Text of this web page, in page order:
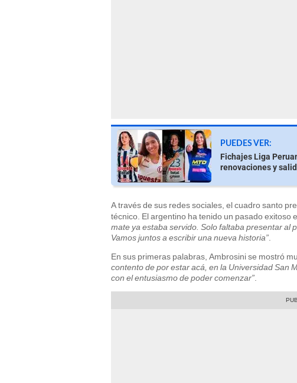
PUEDES VER:
Fichajes Liga
renovaciones y
A través de sus redes sociales, el cuadro santo
técnico. El argentino ha tenido un pasado exitoso
mate ya estaba servido. Solo faltaba presentar al
Vamos juntos a escribir una nueva historia”
En sus primeras palabras, Ambrosini se mostró
contento de por estar acá, en la Universidad San
con el entusiasmo de poder comenzar”